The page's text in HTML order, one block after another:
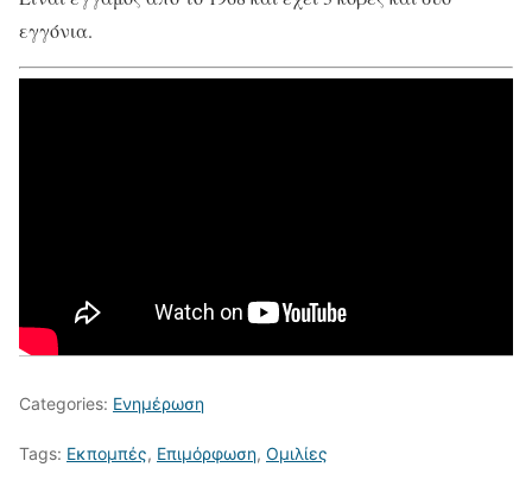
εγγόνια.
Categories: Ενημέρωση
Tags: Εκπομπές, Επιμόρφωση, Ομιλίες